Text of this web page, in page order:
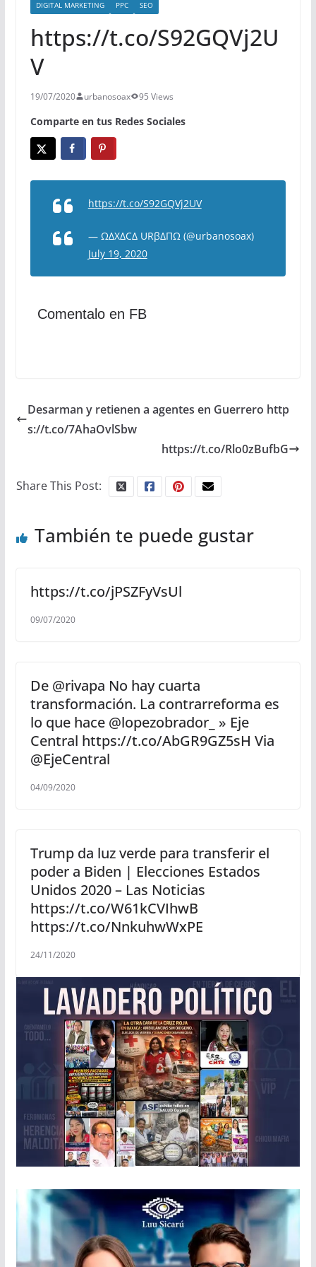
DIGITAL MARKETING PPC SEO
https://t.co/S92GQVj2U
V
19/07/2020 urbanosoax 95 Views
Comparte en tus Redes Sociales
https://t.co/S92GQVj2UV
— ΩΔXΔCΔ URβΔΠΩ (@urbanosoax)
July 19, 2020
Comentalo en FB
Desarman y retienen a agentes en Guerrero http
s://t.co/7AhaOvlSbw
https://t.co/Rlo0zBufbG
Share This Post:
También te puede gustar
https://t.co/jPSZFyVsUl
09/07/2020
De @rivapa No hay cuarta
transformación. La contrarreforma es
lo que hace ⁦@lopezobrador_⁩ » Eje
Central https://t.co/AbGR9GZ5sH Via
@EjeCentral
04/09/2020
Trump da luz verde para transferir el
poder a Biden | Elecciones Estados
Unidos 2020 – Las Noticias
https://t.co/W61kCVIhwB
https://t.co/NnkuhwWxPE
24/11/2020